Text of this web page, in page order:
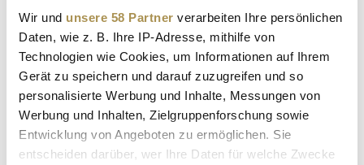
Wir und unsere 58 Partner verarbeiten Ihre persönlichen
Daten, wie z. B. Ihre IP-Adresse, mithilfe von
Technologien wie Cookies, um Informationen auf Ihrem
Gerät zu speichern und darauf zuzugreifen und so
personalisierte Werbung und Inhalte, Messungen von
Werbung und Inhalten, Zielgruppenforschung sowie
Entwicklung von Angeboten zu ermöglichen. Sie
entscheiden darüber, wer Ihre Daten für welche Zwecke